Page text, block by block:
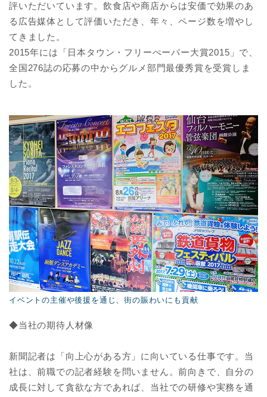
評いただいています。飲食店や商店からは安価で効果のあ
る広告媒体として評価いただき、年々、ページ数を増やし
てきました。
2015年には「日本タウン・フリーぺーパー大賞2015」で、
全国276誌の応募の中からグルメ部門最優秀賞を受賞しま
した。
イベントの主催や後援を通じ、街の賑わいにも貢献
◆当社の期待人材像
新聞記者は「向上心がある方」に向いている仕事です。当
社は、前職での記者経験を問いません。前向きで、自分の
成長に対して貪欲な方であれば、当社での研修や実務を通